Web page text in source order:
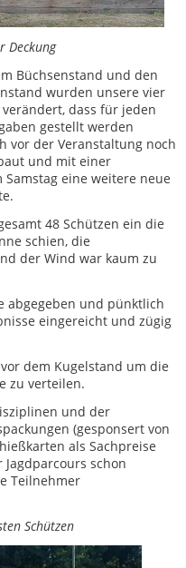
Deckung
Büchsenstand und den
wurden unsere vier
dass für jeden
gestellt werden
vor der Veranstaltung noch
und mit einer
eine weitere neue
48 Schützen ein die
schien, die
der Wind war kaum zu
abgegeben und pünktlich
eingereicht und zügig
dem Kugelstand um die
zu verteilen.
und der
(gesponsert von
als Sachpreise
schon
Teilnehmer
Schützen